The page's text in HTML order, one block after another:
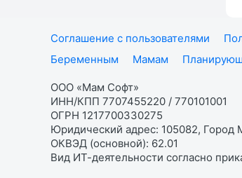
Соглашение с пользователями
Беременным
Мамам
ООО «Мам Софт»
ИНН/КПП 7707455220 / 770101001
ОГРН 1217700330275
Юридический адрес: 105082, Город
ОКВЭД (основной): 62.01
Вид ИТ-деятельности согласно